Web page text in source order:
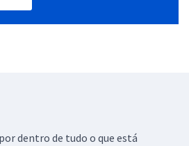
dentro de tudo o que está